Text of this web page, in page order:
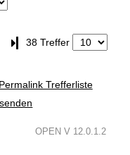
Letzte Seite
38 Treffer
Permalink Trefferliste
OPEN V 12.0.1.2